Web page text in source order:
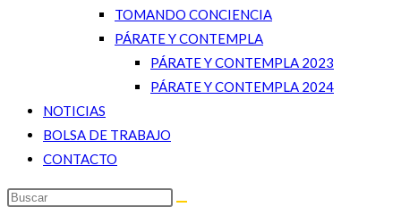
TOMANDO CONCIENCIA
PÁRATE Y CONTEMPLA
PÁRATE Y CONTEMPLA 2023
PÁRATE Y CONTEMPLA 2024
NOTICIAS
BOLSA DE TRABAJO
CONTACTO